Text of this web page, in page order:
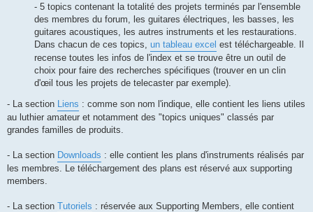
- 5 topics contenant la totalité des projets terminés par l'ensemble
des membres du forum, les guitares électriques, les basses, les
guitares acoustiques, les autres instruments et les restaurations.
Dans chacun de ces topics, un tableau excel est téléchargeable. Il
recense toutes les infos de l'index et se trouve être un outil de
choix pour faire des recherches spécifiques (trouver en un clin
d'œil tous les projets de telecaster par exemple).
- La section Liens : comme son nom l'indique, elle contient les liens utiles
au luthier amateur et notamment des "topics uniques" classés par
grandes familles de produits.
- La section Downloads : elle contient les plans d'instruments réalisés par
les membres. Le téléchargement des plans est réservé aux supporting
members.
- La section Tutoriels : réservée aux Supporting Members, elle contient